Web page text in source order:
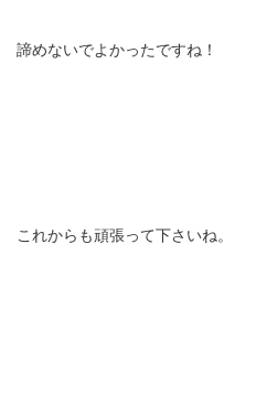
諦めないでよかったですね！
これからも頑張って下さいね。